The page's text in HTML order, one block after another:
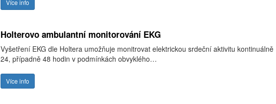
Více info
Holterovo ambulantní monitorování EKG
Vyšetření EKG dle Holtera umožňuje monitrovat elektrickou srdeční aktivitu kontinuálně
24, případně 48 hodin v podmínkách obvyklého…
Více info